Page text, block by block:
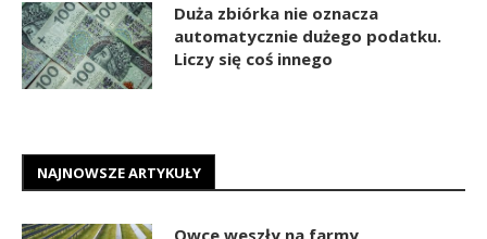
Duża zbiórka nie oznacza
automatycznie dużego podatku.
Liczy się coś innego
NAJNOWSZE ARTYKUŁY
Owce weszły na farmy